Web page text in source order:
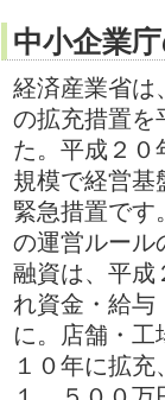
中小企業
経済産業省は
の拡充措置を
た。平成２０
規模で経営基
緊急措置です
の運営ルール
融資は、平成
れ資金・給与
に。店舗・工
１０年に拡